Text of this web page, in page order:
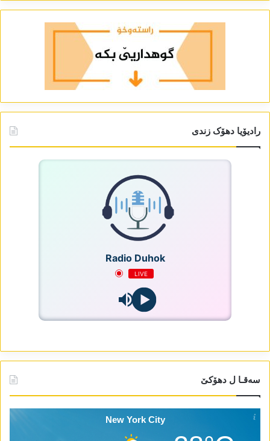
رادیۆیا دھۆک زندی
Radio Duhok
LIVE
سەقـا ل دھۆکێ
New York City